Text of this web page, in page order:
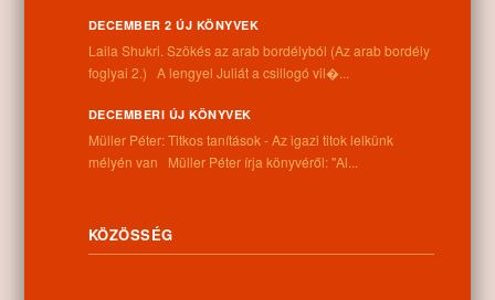
Információk
4262 Nyíracsád, Kassai u. 4.
Telefon:
Hétfő: 9:00-12:00 13:00-16:30
Kedd: 9:00-12:00 13:00-16:30
DECEMBER 2 ÚJ KÖNYVEK
Laila Shukri. Szökés ​az arab bordélyból (Az arab bordély
foglyai 2.) A lengyel Juliát a csillogó vil�...
DECEMBERI ÚJ KÖNYVEK
Müller Péter: Titkos tanítások - Az igazi titok lelkünk
mélyén van Müller Péter írja könyvéről: "Al...
KÖZÖSSÉG